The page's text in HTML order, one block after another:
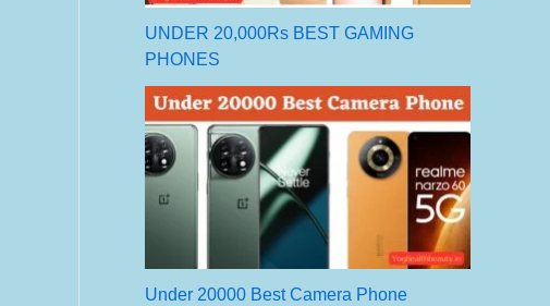
UNDER 20,000Rs BEST GAMING
PHONES
Under 20000 Best Camera Phone